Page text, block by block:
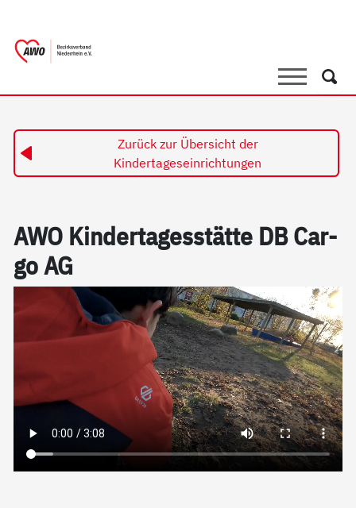
SucheSuche
Zurück zur Übersicht der
Kindertageseinrichtungen
AWO Kin­der­ta­ges­stät­te DB Car­
go AG